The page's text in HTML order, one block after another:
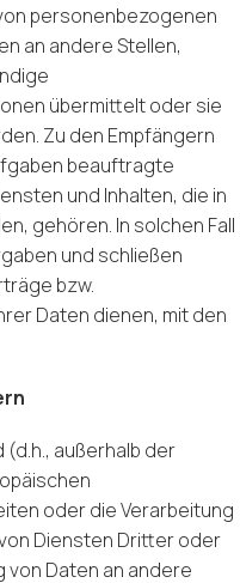
personenbezogenen
an andere Stellen,
übermittelt oder sie
Zu den Empfängern
beauftragte
und Inhalten, die in
gehören. In solchen Fall
und schließen
bzw.
Daten dienen, mit den
außerhalb der
oder die Verarbeitung
Diensten Dritter oder
von Daten an andere